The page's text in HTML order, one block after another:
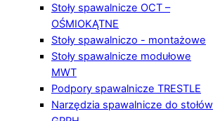
Stoły spawalnicze OCT –
OŚMIOKĄTNE
Stoły spawalniczo - montażowe
Stoły spawalnicze modułowe
MWT
Podpory spawalnicze TRESTLE
Narzędzia spawalnicze do stołów